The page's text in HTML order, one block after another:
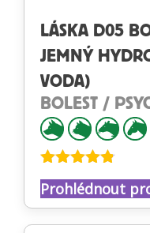
LÁSKA D05
JEMNÝ
VODA)
BOLEST /
Hodnocení
4.74z 5
Prohlédnout